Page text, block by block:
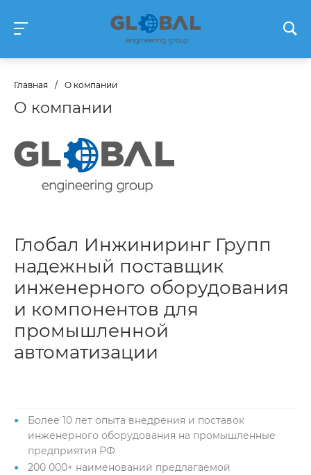
Главная / О компании
О компании
Глобал Инжиниринг Групп
надежный поставщик
инженерного оборудования
и компонентов для
промышленной
автоматизации
Более 10 лет опыта внедрения и поставок
инженерного оборудования на промышленные
предприятия РФ
200 000+ наименований предлагаемой